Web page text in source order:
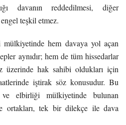
davanın reddedilmesi, diğer
teşkil etmez.
hem davaya yol açan
aynıdır; hem de tüm hissedarlar
üzerinde hak sahibi oldukları için
iştirak söz konusudur. Bu
elbirliği mülkiyetinde bulunan
ortakları, tek bir dilekçe ile dava